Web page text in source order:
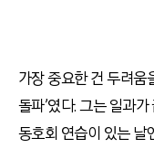
가장 중요한 건 두려움
돌파’였다. 그는 일과
동호회 연습이 있는 날